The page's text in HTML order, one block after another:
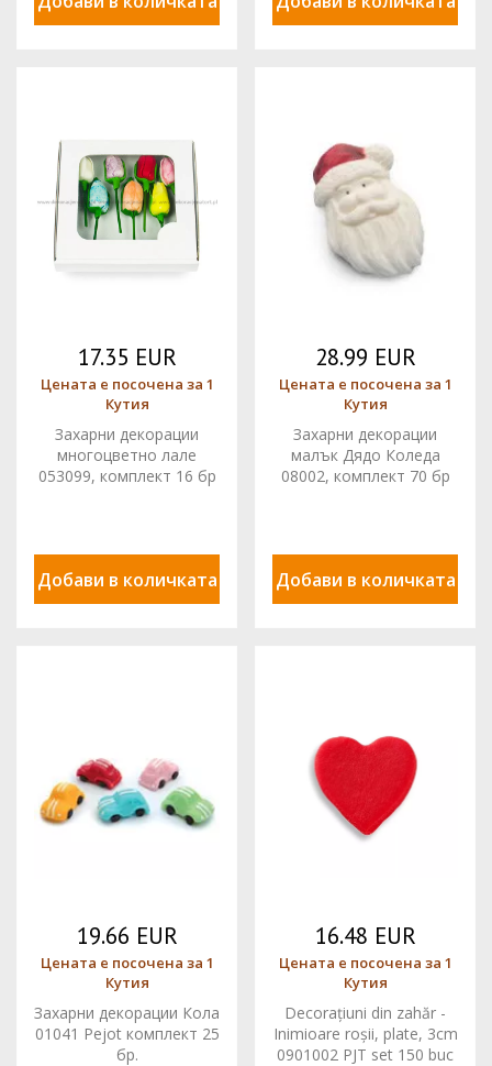
17.35 EUR
Цената е посочена за 1
Кутия
Захарни декорации
многоцветно лале
053099, комплект 16 бр
Добави в количката
28.99 EUR
Цената е посочена за 1
Кутия
Захарни декорации
малък Дядо Коледа
08002, комплект 70 бр
Добави в количката
19.66 EUR
Цената е посочена за 1
Кутия
Захарни декорации Кола
01041 Pejot комплект 25
бр.
16.48 EUR
Цената е посочена за 1
Кутия
Decorațiuni din zahăr -
Inimioare roșii, plate, 3cm
0901002 PJT set 150 buc